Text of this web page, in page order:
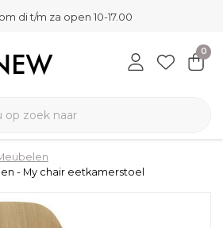
di t/m za open 10-17.00
0
- My chair eetkamerstoel